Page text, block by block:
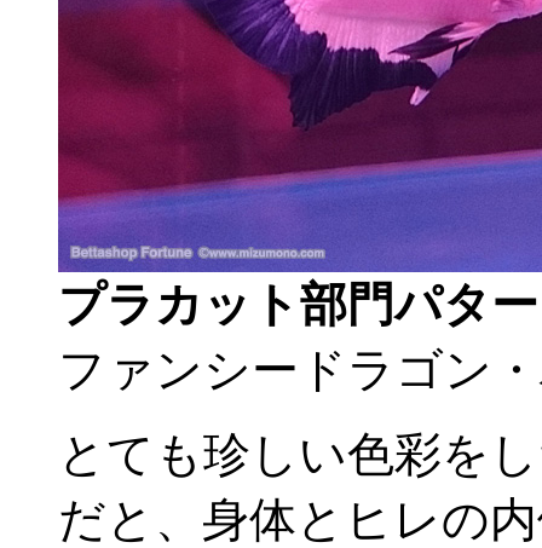
プラカット部門パタ
ファンシードラゴン
とても珍しい色彩を
だと、身体とヒレの